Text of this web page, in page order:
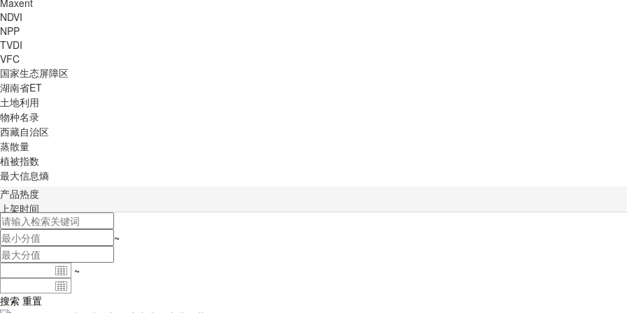
NDVI
NPP
TVDI
VFC
国家生态屏障区
湖南省ET
土地利用
物种名录
西藏自治区
蒸散量
植被指数
最大信息熵
产品热度
上架时间
积分排序
~
~
搜索 重置